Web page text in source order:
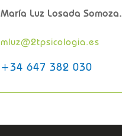
María Luz Losada Somoza.
mluz@2tpsicologia.es
+34 647 382 030